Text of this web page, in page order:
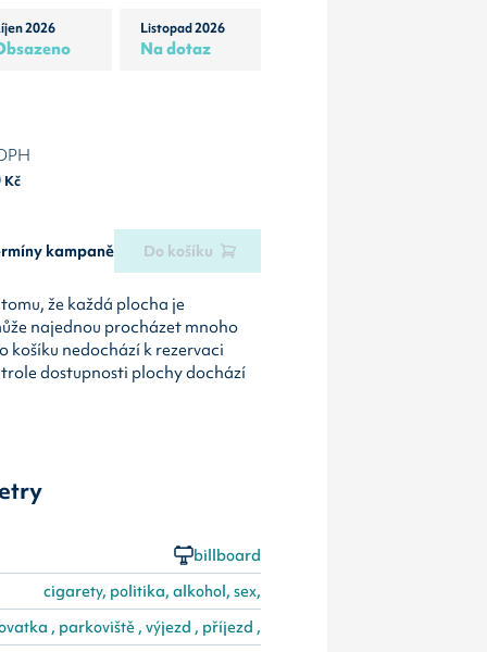
2026 Listopad 2026
Na dotaz
Kč
kampaně Do košíku
že každá plocha je
najednou procházet mnoho
košíku nedochází k rezervaci
dostupnosti plochy dochází
billboard
cigarety, politika, alkohol, sex,
, parkoviště , výjezd , příjezd ,